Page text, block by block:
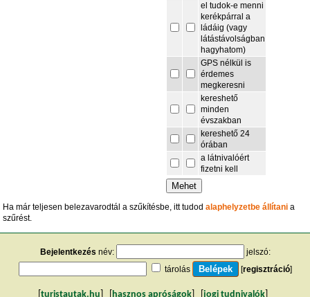
el tudok-e menni
kerékpárral a
ládáig (vagy
látástávolságban
hagyhatom)
GPS nélkül is
érdemes
megkeresni
kereshető
minden
évszakban
kereshető 24
órában
a látnivalóért
fizetni kell
Ha már teljesen belezavarodtál a szűkítésbe, itt tudodalaphelyzetbe állítani a
szűrést.
Bejelentkezés név:
jelszó:
tárolás
[regisztráció]
turistautak.hu hasznos apróságok jogi tudnivalók